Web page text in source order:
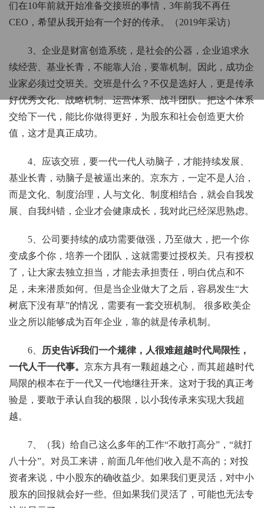
们在10年前就开始准备交接班的事情，3年前我不再任
CEO，希望从我开始有一个好的传承。（2019年采访）
3、企业是财富创造系统，是社会的公器，企业追求永
续经营、基业长青，不能靠人治，要靠机制。因此，成功企
业家必须过交班关。交班是什么？不仅是选好人，更是传承
好优秀文化、战略机制、运营体系、战斗团队。把这个体系
交给下一代，能比你做得更好，为股东和社会创造更大价
值，这才是真正成功。
4、应该交班，要一代一代人动脑子，才能持续发展、
基业长青，动脑子是被逼出来的。京东方，一定不是人治，
而是文化、制度治理，人与文化、制度相结合，就会自我发
展、自我纠错，企业才会健康成长，我对此已经深思熟虑。
5、公司要持续的成功需要做强，乃至做大，把一个你
变成多个你，培养一个团队，这就需要过授权关。只有授权
了，让大家去独立担当，才能去承担责任，明白优点和不
足，未来潜质如何。但是当企业做大了之后，容易发生“大
树底下没有草”的情况，需要有一套交班机制。 很多欧美企
业之所以能够成为百年企业，靠的就是传承机制。
6、
历史告诉我们一个规律，人很难超越时代局限性，
一代人干一代事。 京东方具有一颗超越之心，而其超越时代
局限的根本在于一代又一代地继往开来。这对于我的真正考
验是，要敢于承认自我的极限，以小我传承来实现大我超
越。
7、（我）给自己这么多年的工作“不敢打高分”，“就打
八十分”。对员工来讲，前面几年他们收入是不高的；对投
资者来说，中小股东的确收益少。如果我们更灵活，对中小
股东的回报就会好一些。但如果我们灵活了，可能也无法专